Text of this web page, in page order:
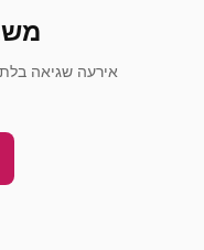
אירעה שגיאה